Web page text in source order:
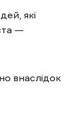
які
—
внаслідок